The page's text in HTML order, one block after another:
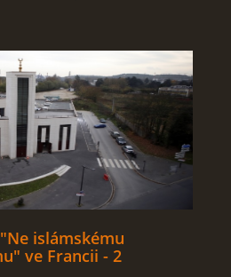
islámskému
ve Francii - 2